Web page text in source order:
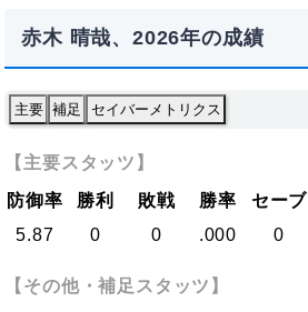
赤木 晴哉、2026年の成績
主要 補足 セイバーメトリクス
【主要スタッツ】
防御率
勝利 敗戦 勝率 セーブ
5.87
0 0 .000 0
【その他・補足スタッツ】